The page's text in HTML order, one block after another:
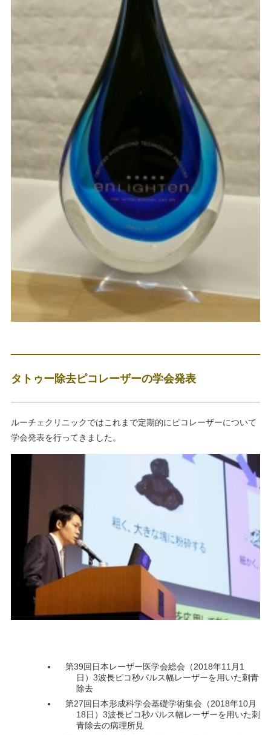
タトゥー除去ピコレーザーの学会発表
ルーチェクリニックではこれまで定期的にピコレーザーについて
学会発表を行ってきました。
第39回日本レーザー医学会総会（2018年11月1
日）3波長ピコ秒パルス幅レーザーを用いた刺青
除去
第27回日本形成科学会基礎学術集会（2018年10月
18日）3波長ピコ秒パルス幅レーザーを用いた刺
青除去の病理所見